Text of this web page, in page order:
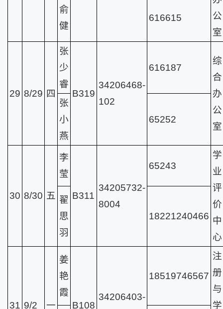
公
室
俞
健
616615
29 8/29 四
张
少
睿
B319
34206468-
102
616187
综
合
办
公
室
张
小
燕
65252
30 8/30 五
李
莹
B311
34205732-
8004
65243
学
业
评
价
中
心
翟
思
羽
18221240466
31 9/2 一
姜
艳
霞
B108
34206403-
18519746567
注
册
与
学